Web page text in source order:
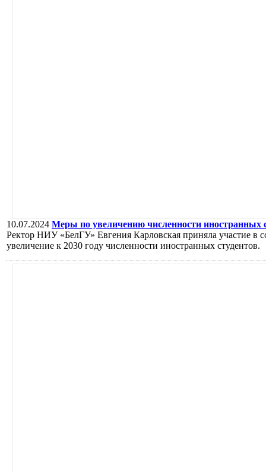
10.07.2024 Меры по увеличению численности иностранных
Ректор НИУ «БелГУ» Евгения Карловская приняла участие
увеличение к 2030 году численности иностранных студентов.